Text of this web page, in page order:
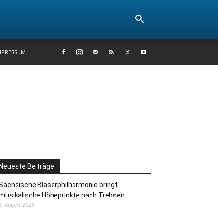
Beiträge
Bläserphilharmonie bringt
Höhepunkte nach Trebsen
August 2026